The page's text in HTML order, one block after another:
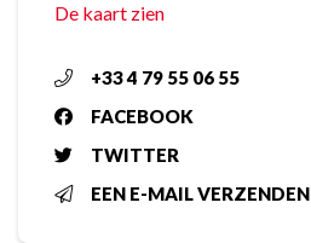
De kaart zien
+33 4 79 55 06 55
FACEBOOK
TWITTER
EEN E-MAIL VERZENDEN